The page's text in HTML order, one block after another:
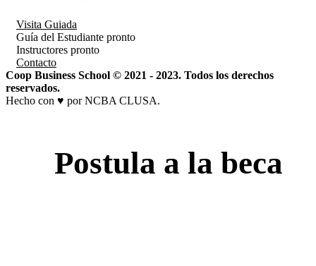
Visita Guiada
Guía del Estudiante pronto
Instructores pronto
Contacto
Coop Business School © 2021 - 2023. Todos los derechos
reservados.
Hecho con ♥ por NCBA CLUSA.
Postula a la beca